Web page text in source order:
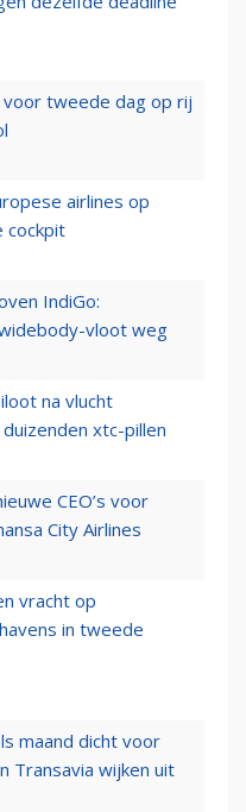
tweede dag op rij
airlines op
cockpit
IndiGo:
vloot weg
na vlucht
xtc-pillen
CEO’s voor
City Airlines
vracht op
in tweede
maand dicht voor
Transavia wijken uit